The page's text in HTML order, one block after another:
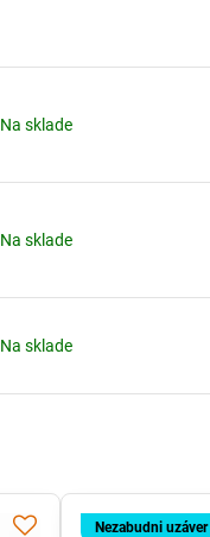
Na sklade
Na sklade
Na sklade
Nezabudni uzáver